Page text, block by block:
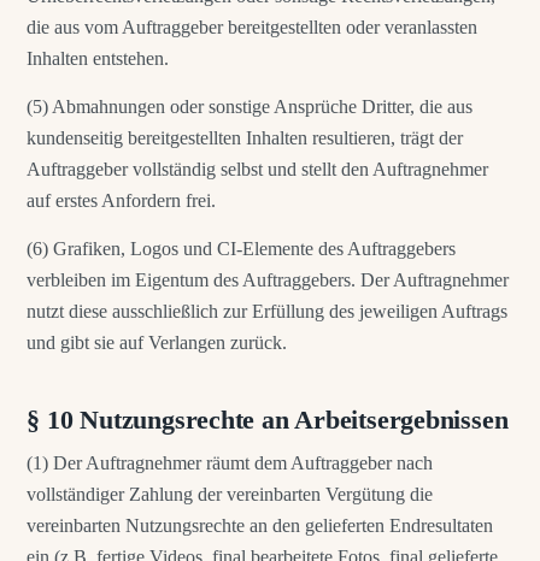
die aus vom Auftraggeber bereitgestellten oder veranlassten
Inhalten entstehen.
(5) Abmahnungen oder sonstige Ansprüche Dritter, die aus
kundenseitig bereitgestellten Inhalten resultieren, trägt der
Auftraggeber vollständig selbst und stellt den Auftragnehmer
auf erstes Anfordern frei.
(6) Grafiken, Logos und CI-Elemente des Auftraggebers
verbleiben im Eigentum des Auftraggebers. Der Auftragnehmer
nutzt diese ausschließlich zur Erfüllung des jeweiligen Auftrags
und gibt sie auf Verlangen zurück.
§ 10 Nutzungsrechte an Arbeitsergebnissen
(1) Der Auftragnehmer räumt dem Auftraggeber nach
vollständiger Zahlung der vereinbarten Vergütung die
vereinbarten Nutzungsrechte an den gelieferten Endresultaten
ein (z.B. fertige Videos, final bearbeitete Fotos, final gelieferte